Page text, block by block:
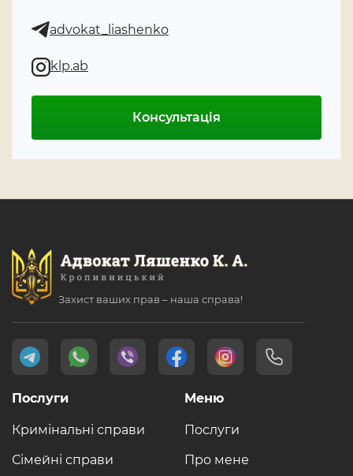
advokat_liashenko
klp.ab
Консультація
Захист ваших прав – наша справа!
Меню
Послуги
Про мене
Послуги
Кримінальні справи
Сімейні справи